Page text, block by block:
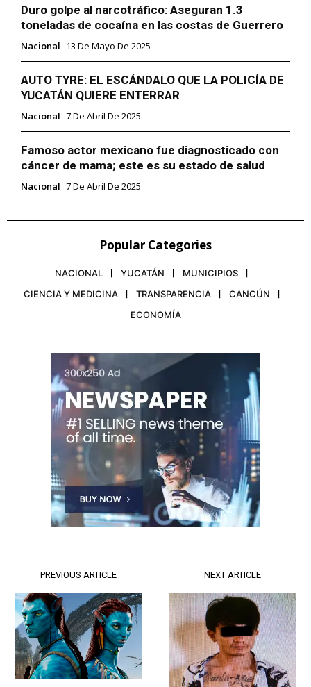
Duro golpe al narcotráfico: Aseguran 1.3
toneladas de cocaína en las costas de Guerrero
Nacional 13 De Mayo De 2025
AUTO TYRE: EL ESCÁNDALO QUE LA POLICÍA DE
YUCATÁN QUIERE ENTERRAR
Nacional 7 De Abril De 2025
Famoso actor mexicano fue diagnosticado con
cáncer de mama; este es su estado de salud
Nacional 7 De Abril De 2025
Popular Categories
NACIONAL YUCATÁN
MUNICIPIOS
CIENCIA Y MEDICINA
TRANSPARENCIA
CANCÚN
ECONOMÍA
PREVIOUS ARTICLE NEXT ARTICLE